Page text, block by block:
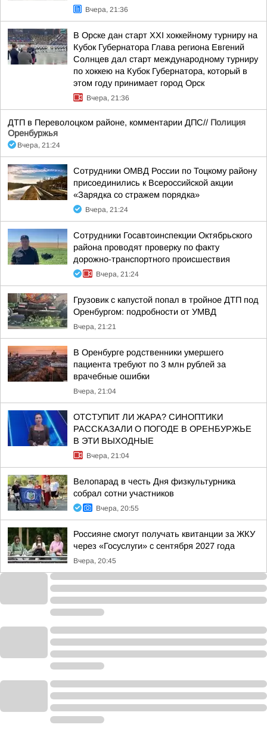
Вчера, 21:36
В Орске дан старт XXI хоккейному турниру на
Кубок Губернатора Глава региона Евгений
Солнцев дал старт международному турниру
по хоккею на Кубок Губернатора, который в
этом году принимает город Орск
Вчера, 21:36
ДТП в Переволоцком районе, комментарии ДПС// Полиция
Оренбуржья
Вчера, 21:24
Сотрудники ОМВД России по Тоцкому району
присоединились к Всероссийской акции
«Зарядка со стражем порядка»
Вчера, 21:24
Сотрудники Госавтоинспекции Октябрьского
района проводят проверку по факту
дорожно-транспортного происшествия
Вчера, 21:24
Грузовик с капустой попал в тройное ДТП под
Оренбургом: подробности от УМВД
Вчера, 21:21
В Оренбурге родственники умершего
пациента требуют по 3 млн рублей за
врачебные ошибки
Вчера, 21:04
ОТСТУПИТ ЛИ ЖАРА? СИНОПТИКИ
РАССКАЗАЛИ О ПОГОДЕ В ОРЕНБУРЖЬЕ
В ЭТИ ВЫХОДНЫЕ
Вчера, 21:04
Велопарад в честь Дня физкультурника
собрал сотни участников
Вчера, 20:55
Россияне смогут получать квитанции за ЖКУ
через «Госуслуги» с сентября 2027 года
Вчера, 20:45